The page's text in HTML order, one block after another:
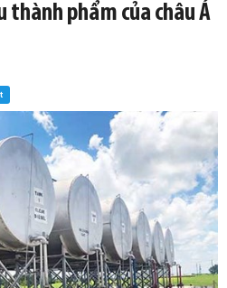
thành phẩm của châu Á